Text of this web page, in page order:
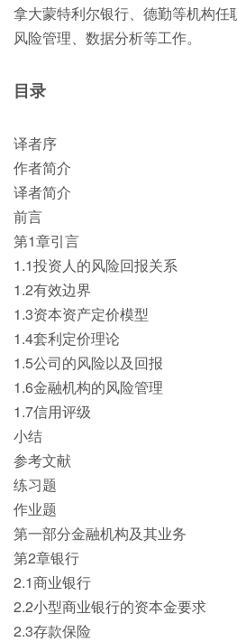
拿大蒙特利尔银行、德勤等机构任
风险管理、数据分析等工作。
目录
译者序
作者简介
译者简介
前言
第1章引言
1.1投资人的风险回报关系
1.2有效边界
1.3资本资产定价模型
1.4套利定价理论
1.5公司的风险以及回报
1.6金融机构的风险管理
1.7信用评级
小结
参考文献
练习题
作业题
第一部分金融机构及其业务
第2章银行
2.1商业银行
2.2小型商业银行的资本金要求
2.3存款保险